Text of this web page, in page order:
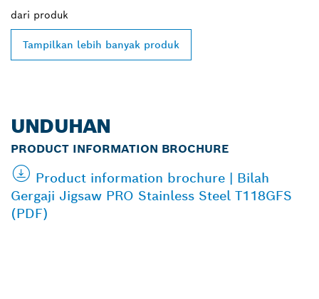
dari produk
Tampilkan lebih banyak produk
UNDUHAN
PRODUCT INFORMATION BROCHURE
Product information brochure | Bilah
Gergaji Jigsaw PRO Stainless Steel T118GFS
(PDF)